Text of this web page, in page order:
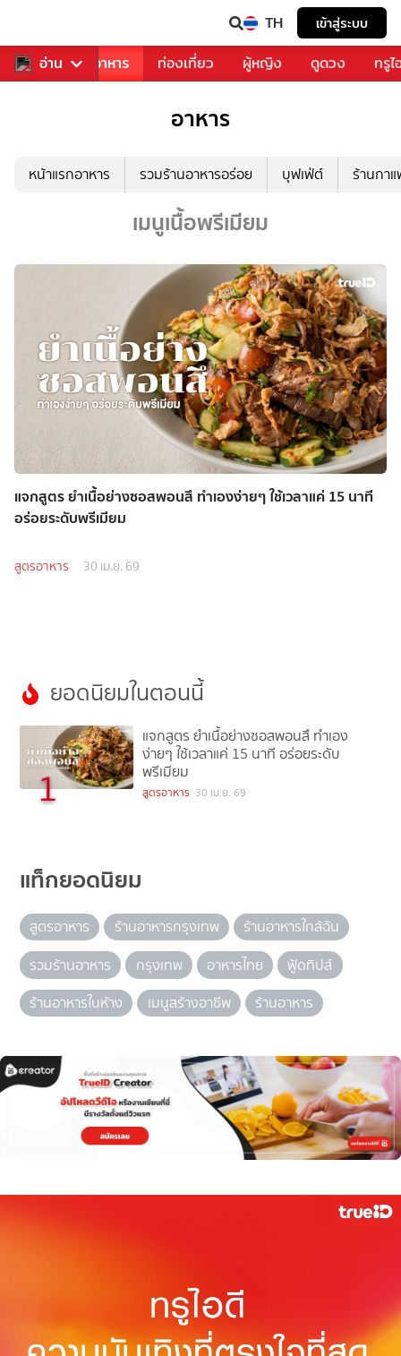
TH เข้าสู่ระบบ
อ่าน
การเพลง อาหาร ท่องเที่ยว ผู้หญิง ดูดวง ทรู
อาหาร
หน้าแรกอาหาร รวมร้านอาหารอร่อย บุฟเฟ่ต์ ร้านกา
เมนูเนื้อพรีเมียม
แจกสูตร ยำเนื้อย่างซอสพอนสึ ทำเองง่ายๆ ใช้เวลาแค่ 15 นาที
อร่อยระดับพรีเมียม
สูตรอาหาร 30 เม.ย. 69
ยอดนิยมในตอนนี้
1
แจกสูตร ยำเนื้อย่างซอสพอนสึ ทำเอง
ง่ายๆ ใช้เวลาแค่ 15 นาที อร่อยระดับ
พรีเมียม
สูตรอาหาร 30 เม.ย. 69
แท็กยอดนิยม
สูตรอาหาร ร้านอาหารกรุงเทพ
ร้านอาหารใกล้ฉัน
รวมร้านอาหาร
กรุงเทพ อาหารไทย
ฟู้ดทิปส์
ร้านอาหารในห้าง
เมนูสร้างอาชีพ ร้านอาหาร